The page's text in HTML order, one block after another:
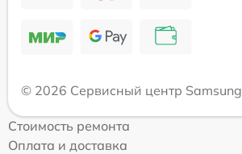
© 2026 Сервисный центр Samsung
Стоимость ремонта
Оплата и доставка